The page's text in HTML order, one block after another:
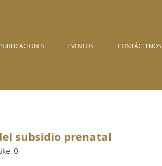
PUBLICACIONES EVENTOS CONTÁCTENOS
subsidio prenatal
0